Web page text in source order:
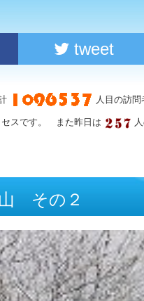
tweet
人目の訪
セスです。 また昨日は
その２